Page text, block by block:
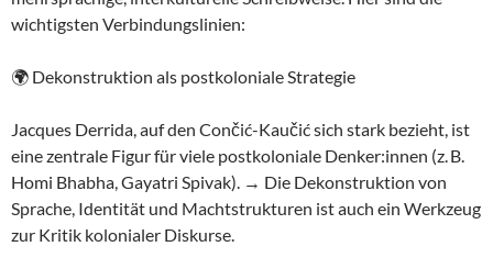
wichtigsten Verbindungslinien:
🌍 Dekonstruktion als postkoloniale Strategie
Jacques Derrida, auf den Cončić-Kaučić sich stark bezieht, ist
eine zentrale Figur für viele postkoloniale Denker:innen (z. B.
Homi Bhabha, Gayatri Spivak). → Die Dekonstruktion von
Sprache, Identität und Machtstrukturen ist auch ein Werkzeug
zur Kritik kolonialer Diskurse.